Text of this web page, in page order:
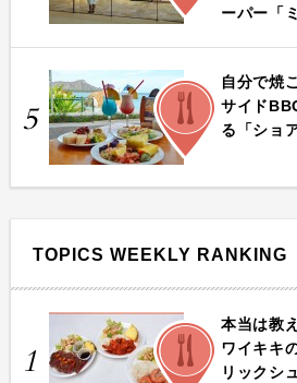
ーパー「
5
FOOD
自分で焼
サイド
る「ショ
TOPICS WEEKLY RANKING
1
FOOD
本当は教
ワイキキ
リックシ